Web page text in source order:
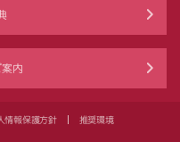
内
情報保護方針 推奨環境